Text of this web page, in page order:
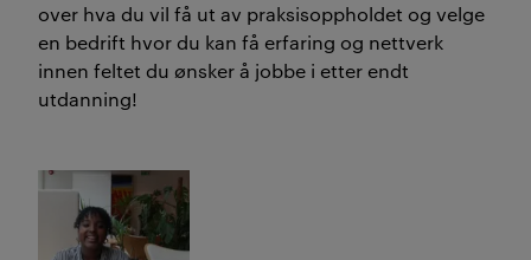
over hva du vil få ut av praksisoppholdet og velge
en bedrift hvor du kan få erfaring og nettverk
innen feltet du ønsker å jobbe i etter endt
utdanning!